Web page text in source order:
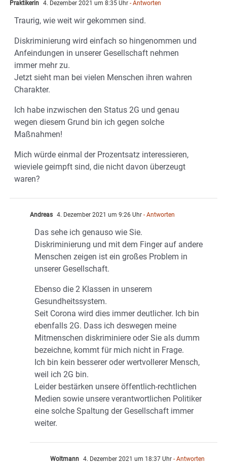
Praktikerin 4. Dezember 2021 um 8:35 Uhr - Antworten
Traurig, wie weit wir gekommen sind.
Diskriminierung wird einfach so hingenommen und
Anfeindungen in unserer Gesellschaft nehmen
immer mehr zu.
Jetzt sieht man bei vielen Menschen ihren wahren
Charakter.
Ich habe inzwischen den Status 2G und genau
wegen diesem Grund bin ich gegen solche
Maßnahmen!
Mich würde einmal der Prozentsatz interessieren,
wieviele geimpft sind, die nicht davon überzeugt
waren?
Andreas 4. Dezember 2021 um 9:26 Uhr - Antworten
Das sehe ich genauso wie Sie.
Diskriminierung und mit dem Finger auf andere
Menschen zeigen ist ein großes Problem in
unserer Gesellschaft.
Ebenso die 2 Klassen in unserem
Gesundheitssystem.
Seit Corona wird dies immer deutlicher. Ich bin
ebenfalls 2G. Dass ich deswegen meine
Mitmenschen diskriminiere oder Sie als dumm
bezeichne, kommt für mich nicht in Frage.
Ich bin kein besserer oder wertvollerer Mensch,
weil ich 2G bin.
Leider bestärken unsere öffentlich-rechtlichen
Medien sowie unsere verantwortlichen Politiker
eine solche Spaltung der Gesellschaft immer
weiter.
Woltmann 4. Dezember 2021 um 18:37 Uhr - Antworten